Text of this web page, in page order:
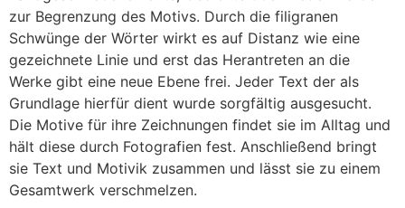
zur Begrenzung des Motivs. Durch die filigranen
Schwünge der Wörter wirkt es auf Distanz wie eine
gezeichnete Linie und erst das Herantreten an die
Werke gibt eine neue Ebene frei. Jeder Text der als
Grundlage hierfür dient wurde sorgfältig ausgesucht.
Die Motive für ihre Zeichnungen findet sie im Alltag und
hält diese durch Fotografien fest. Anschließend bringt
sie Text und Motivik zusammen und lässt sie zu einem
Gesamtwerk verschmelzen.